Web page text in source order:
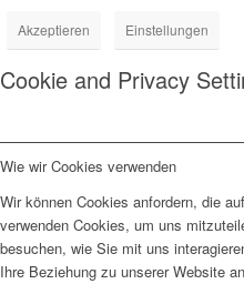
Akzeptieren Einstellungen
Cookie and Privacy
Wie wir Cookies verwenden
Wir können Cookies anfordern, die
verwenden Cookies, um uns
besuchen, wie Sie mit uns
Ihre Beziehung zu unserer Website